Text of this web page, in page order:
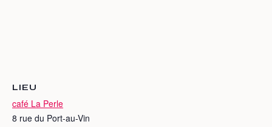
LIEU
café La Perle
8 rue du Port-au-Vin